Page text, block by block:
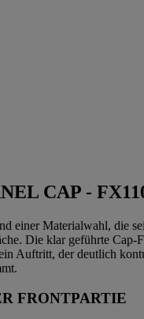
CAP -
einer Materialwahl, die
Die klar geführte
Auftritt, der deutlich
FRONTPARTIE